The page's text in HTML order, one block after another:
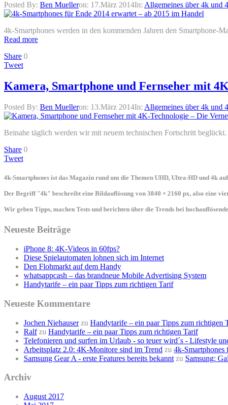
Posted By: Ben Muelleron: 17.März 2014In: Allgemeines über 4k und
4k-Smartphones werden in den kommenden Jahren den Smartphone-
Read more
Share 0
Tweet
Kamera, Smartphone und Fernseher mit
Posted By: Ben Muelleron: 13.März 2014In: Allgemeines über 4k und
Beinahe täglich werden wir mit neuem technischen Fortschritt
Share 0
Tweet
4k-Smartphones ist das Magazin rund um die Themen UHD, Ultra-HD und 4k auf
Der Begriff "4k" beschreibt eine Bildauflösung von 3840 × 2160 px, also eine
Wir geben Tipps, machen Tests und berichten über die Trends bei
Neueste Beiträge
iPhone 8: 4K-Videos in 60fps?
Diese Spielautomaten lohnen sich im Internet
Den Flohmarkt auf dem Handy
whatsappcash – das brandneue Mobile Advertising System
Handytarife – ein paar Tipps zum richtigen Tarif
Neueste Kommentare
Jochen Niehauserzu Handytarife – ein paar Tipps zum richtigen
Ralfzu Handytarife – ein paar Tipps zum richtigen Tarif
Telefonieren und surfen im Urlaub - so teuer wird´s - Lifestyle
Arbeitsplatz 2.0: 4K-Monitore sind im Trend zu 4k-Smartphones
Samsung Gear A - erste Features bereits bekannt zu Samsung:
Archiv
August 2017